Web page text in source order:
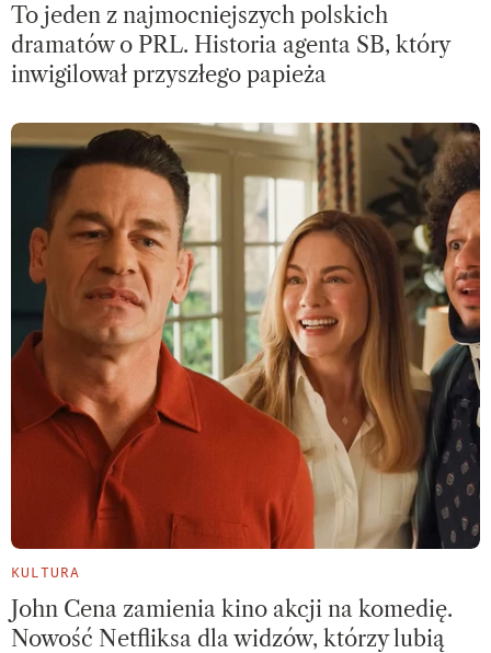
To jeden z najmocniejszych polskich
dramatów o PRL. Historia agenta SB, który
inwigilował przyszłego papieża
KULTURA
John Cena zamienia kino akcji na komedię.
Nowość Netfliksa dla widzów, którzy lubią